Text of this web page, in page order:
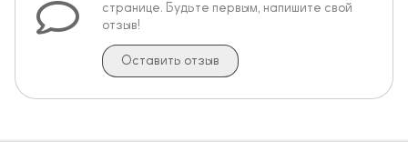
странице. Будьте первым, напишите свой
отзыв!
Оставить отзыв